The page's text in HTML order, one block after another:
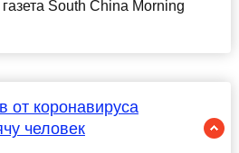
South China Morning
от коронавируса
человек